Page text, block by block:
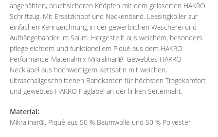
angenähten, bruchsicheren Knöpfen mit dem gelaserten HAKRO
Schriftzug. Mit Ersatzknopf und Nackenband. Leasingkoller zur
einfachen Kennzeichnung in der gewerblichen Wäscherei und
Aufhängebänder im Saum. Hergestellt aus weichem, besonders
pflegeleichtem und funktionellem Piqué aus dem HAKRO
Performance-Materialmix Mikralinar®. Gewebtes HAKRO
Necklabel aus hochwertigem Kettsatin mit weichen,
ultraschallgeschnittenen Bandkanten für höchsten Tragekomfort
und gewebtes HAKRO Flaglabel an der linken Seitennaht.
Material:
Mikralinar®, Piqué aus 50 % Baumwolle und 50 % Polyester